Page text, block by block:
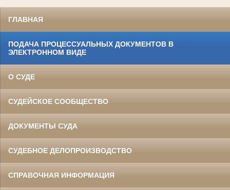
ГЛАВНАЯ
ПОДАЧА ПРОЦЕССУАЛЬНЫХ ДОКУМЕНТОВ В
ЭЛЕКТРОННОМ ВИДЕ
О СУДЕ
СУДЕЙСКОЕ СООБЩЕСТВО
ДОКУМЕНТЫ СУДА
СУДЕБНОЕ ДЕЛОПРОИЗВОДСТВО
СПРАВОЧНАЯ ИНФОРМАЦИЯ